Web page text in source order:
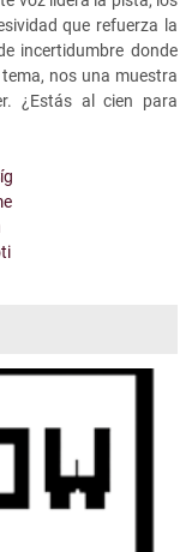
que refuerza la
incertidumbre donde
nos una muestra
¿Estás al cien para